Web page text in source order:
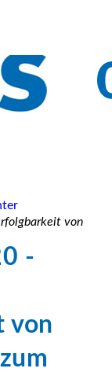
von
-
von